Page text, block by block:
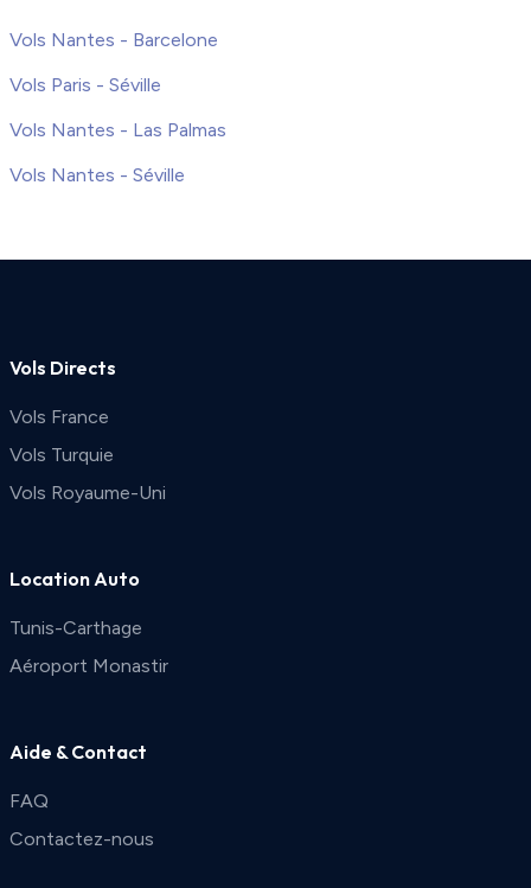
Vols Nantes - Barcelone
Vols Paris - Séville
Vols Nantes - Las Palmas
Vols Nantes - Séville
Vols Directs
Vols France
Vols Turquie
Vols Royaume-Uni
Location Auto
Tunis-Carthage
Aéroport Monastir
Aide & Contact
FAQ
Contactez-nous